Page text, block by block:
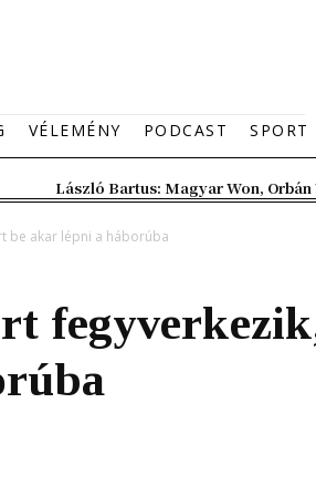
VÉLEMÉNY PODCAST SPORT
László Bartus: Magyar Won, Orbán
be akar lépni a háborúba